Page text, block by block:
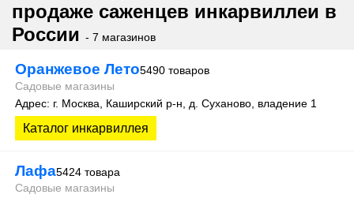
продаже саженцев инкарвиллеи в
России - 7 магазинов
Оранжевое Лето5490 товаров
Садовые магазины
Адрес: г. Москва, Каширский р-н, д. Суханово, владение 1
Каталог инкарвиллея
Лафа5424 товара
Садовые магазины